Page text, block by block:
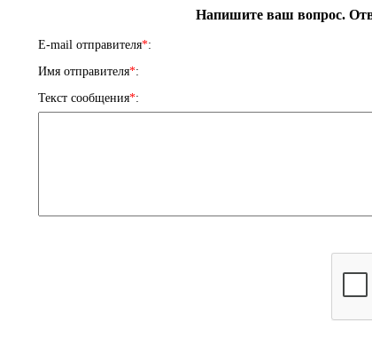
Напишите ваш вопрос.
E-mail отправителя*:
Имя отправителя*:
Текст сообщения*: